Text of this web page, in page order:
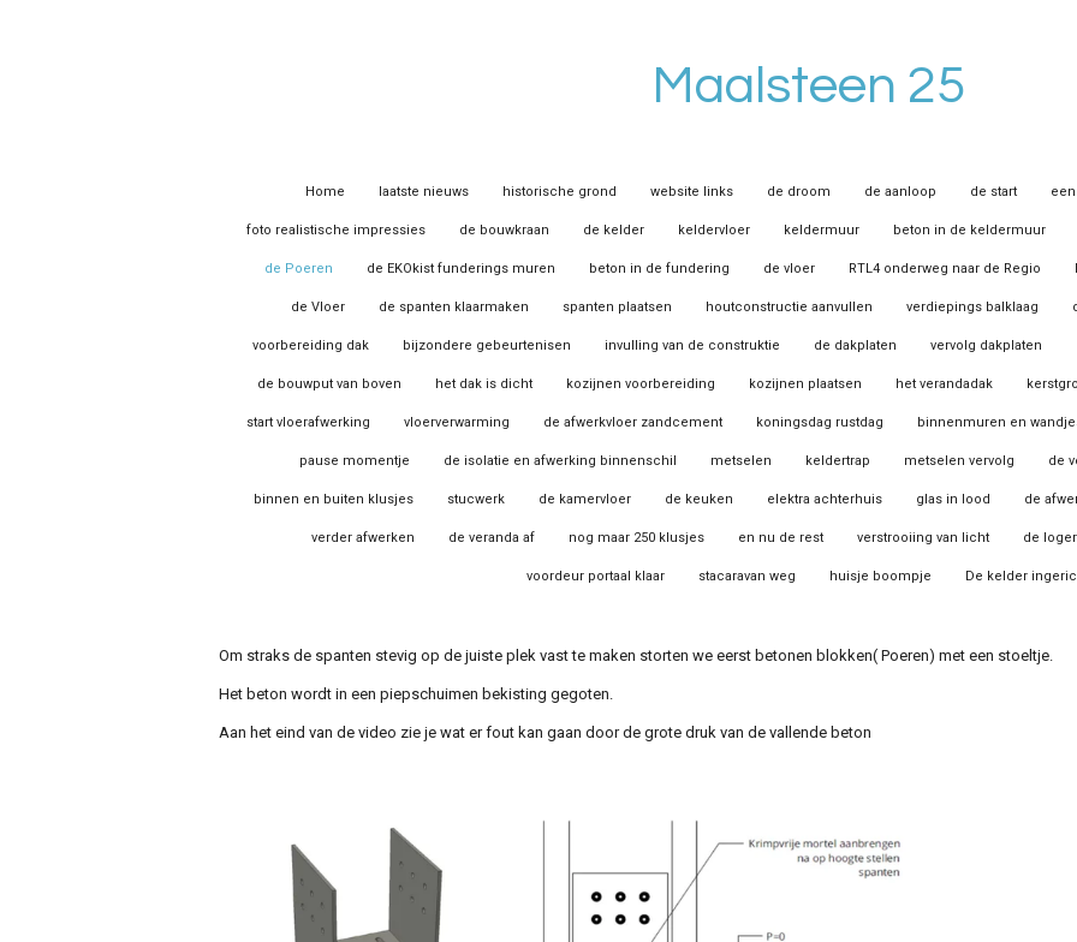
Maalsteen 25
Home laatste nieuws historische grond website links de droom de aanloop de start
foto realistische impressies de bouwkraan de kelder keldervloer keldermuur beton in de keldermuur
de Poeren de EKOkist funderings muren beton in de fundering de vloer RTL4 onderweg naar de Regio
de Vloer de spanten klaarmaken spanten plaatsen houtconstructie aanvullen verdiepings balklaag
voorbereiding dak bijzondere gebeurtenisen invulling van de construktie de dakplaten vervolg dakplaten
de bouwput van boven het dak is dicht kozijnen voorbereiding kozijnen plaatsen het verandadak
start vloerafwerking vloerverwarming de afwerkvloer zandcement koningsdag rustdag binnenmuren en
pause momentje de isolatie en afwerking binnenschil metselen keldertrap metselen vervolg de
binnen en buiten klusjes stucwerk de kamervloer de keuken elektra achterhuis glas in lood de
verder afwerken de veranda af nog maar 250 klusjes en nu de rest verstrooiing van licht de
voordeur portaal klaar stacaravan weg huisje boompje De kelder
Om straks de spanten stevig op de juiste plek vast te maken storten we eerst betonen blokken( Poeren) met een stoeltje.
Het beton wordt in een piepschuimen bekisting gegoten.
Aan het eind van de video zie je wat er fout kan gaan door de grote druk van de vallende beton